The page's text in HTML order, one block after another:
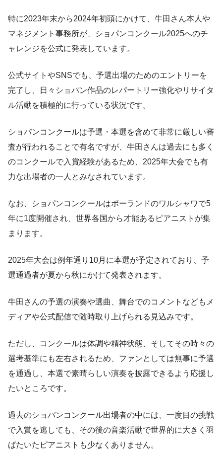
特に2023年末から2024年初頭にかけて、牛田さん本人や
マネジメント事務所が、ショパンコンクール2025へのチ
ャレンジを公式に発表しています。
公式サイトやSNSでも、予選出場のためのエントリーを
完了し、日々ショパン作品のレパートリー強化やリサイタ
ル活動を積極的に行っている状況です。
ショパンコンクールは予選・本選を含めて非常に厳しい審
査が行われることで有名ですが、牛田さんは過去にも多く
のコンクールで入賞経験があるため、2025年大会でも有
力な出場者の一人とみなされています。
なお、ショパンコンクールはポーランドのワルシャワで5
年に1度開催され、世界各国から才能あるピアニストが集
まります。
2025年大会は例年通り10月に本選が予定されており、予
選通過者が夏から秋にかけて発表されます。
牛田さんの予選の演奏や選曲、舞台でのコメントなどもメ
ディアや公式配信で随時取り上げられる見込みです。
ただし、コンクールは体調や精神状態、そしてその時々の
選考基準にも左右されるため、ファンとしては無事に予選
を通過し、本選で素晴らしい演奏を披露できるよう応援し
たいところです。
過去のショパンコンクール出場者の中には、一度目の挑戦
で入賞を逃しても、その後の音楽活動で世界的に大きく羽
ばたいたピアニストも少なくありません。